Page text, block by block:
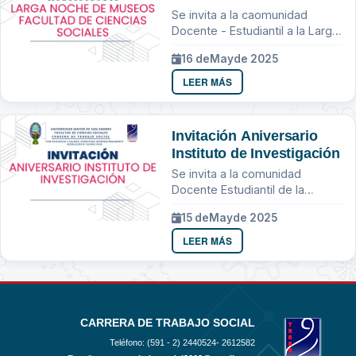
Sociales
Se invita a la caomunidad
Docente - Estudiantil a la Larga
16 deMayde 2025
LEER MÁS
Invitación Aniversario
Instituto de Investigación
Se invita a la comunidad
Docente Estudiantil de la
15 deMayde 2025
LEER MÁS
CARRERA DE TRABAJO SOCIAL
Teléfono: (591 - 2) 2440524- 2612582